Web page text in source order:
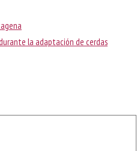
la adaptación de cerdas